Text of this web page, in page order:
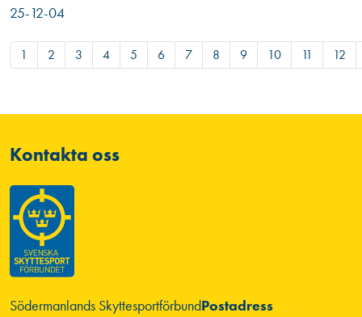
25-12-04
1 2 3 4 5 6 7 8 9 10 11 12
Kontakta oss
Postadress
Södermanlands Skyttesportförbund